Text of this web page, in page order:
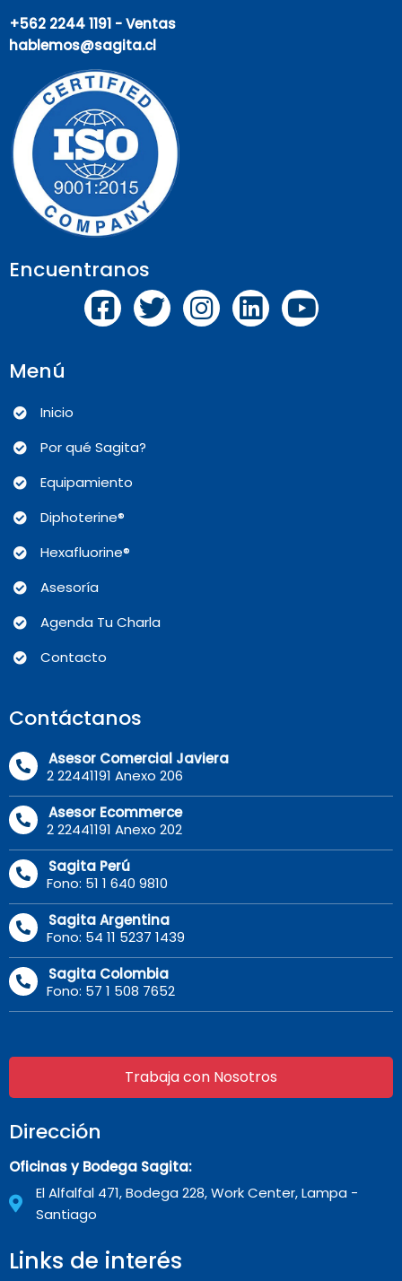
+562 2244 1191 - Ventas
hablemos@sagita.cl
Encuentranos
Menú
Inicio
Por qué Sagita?
Equipamiento
Diphoterine®
Hexafluorine®
Asesoría
Agenda Tu Charla
Contacto
Contáctanos
Asesor Comercial Javiera
2 22441191 Anexo 206
Asesor Ecommerce
2 22441191 Anexo 202
Sagita Perú
Fono: 51 1 640 9810
Sagita Argentina
Fono: 54 11 5237 1439
Sagita Colombia
Fono: 57 1 508 7652
Trabaja con Nosotros
Dirección
Oficinas y Bodega Sagita:
El Alfalfal 471, Bodega 228, Work Center, Lampa -
Santiago
Links de interés